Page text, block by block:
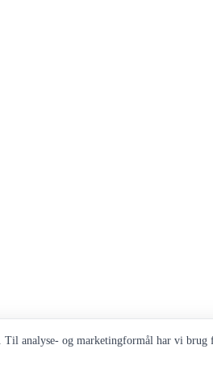
Til analyse- og marketingformål har vi brug